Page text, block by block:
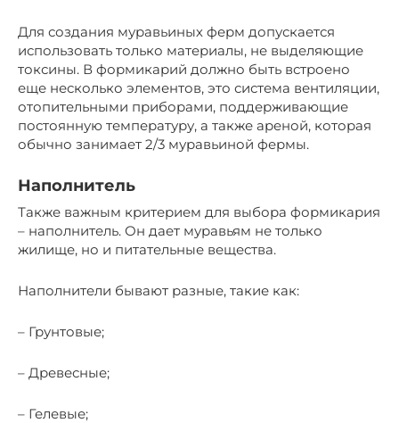
Для создания муравьиных ферм допускается
использовать только материалы, не выделяющие
токсины. В формикарий должно быть встроено
еще несколько элементов, это система вентиляции,
отопительными приборами, поддерживающие
постоянную температуру, а также ареной, которая
обычно занимает 2/3 муравьиной фермы.
Наполнитель
Также важным критерием для выбора формикария
– наполнитель. Он дает муравьям не только
жилище, но и питательные вещества.
Наполнители бывают разные, такие как:
– Грунтовые;
– Древесные;
– Гелевые;